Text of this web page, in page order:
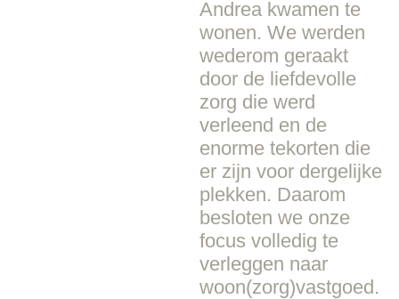
Andrea kwamen te
wonen. We werden
wederom geraakt
door de liefdevolle
zorg die werd
verleend en de
enorme tekorten die
er zijn voor dergelijke
plekken. Daarom
besloten we onze
focus volledig te
verleggen naar
woon(zorg)vastgoed.